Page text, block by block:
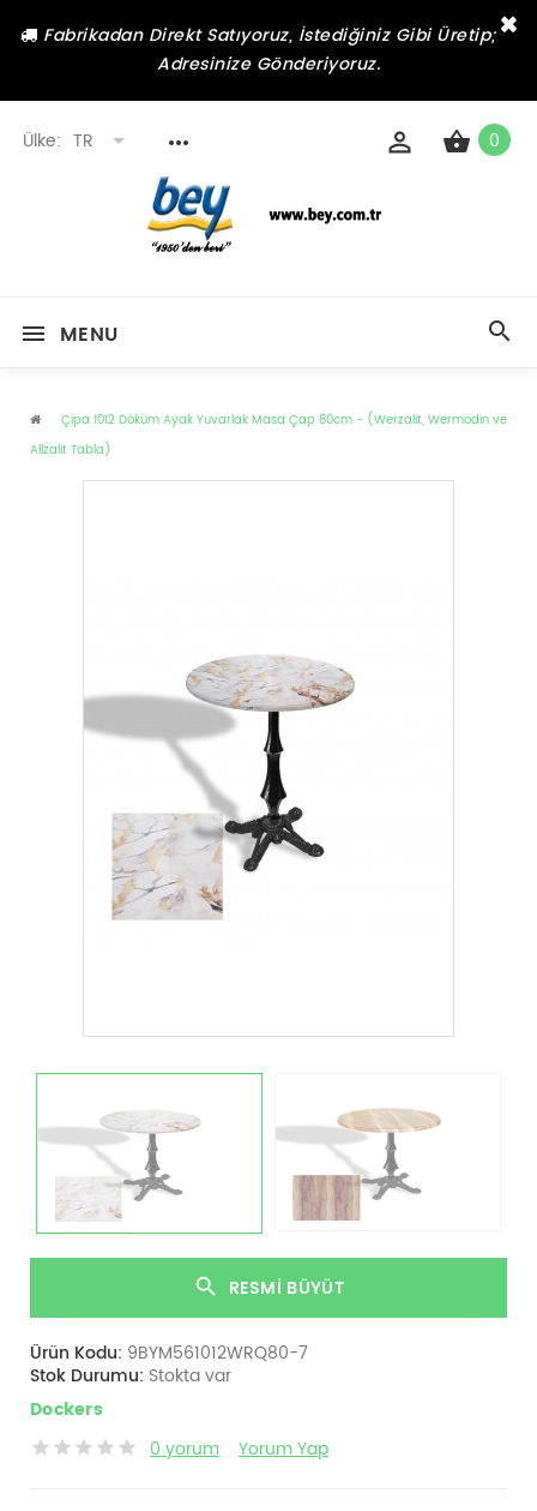
×
Fabrikadan Direkt Satıyoruz, İstediğiniz Gibi Üretip;
Adresinize Gönderiyoruz.
Ülke: TR 0
MENU
Çipa 1012 Döküm Ayak Yuvarlak Masa Çap 80cm - (Werzalit, Wermodin ve
Allzalit Tabla)
RESMI BÜYÜT
Ürün Kodu: 9BYM561012WRQ80-7
Stok Durumu: Stokta var
Dockers
0 yorum
Yorum Yap